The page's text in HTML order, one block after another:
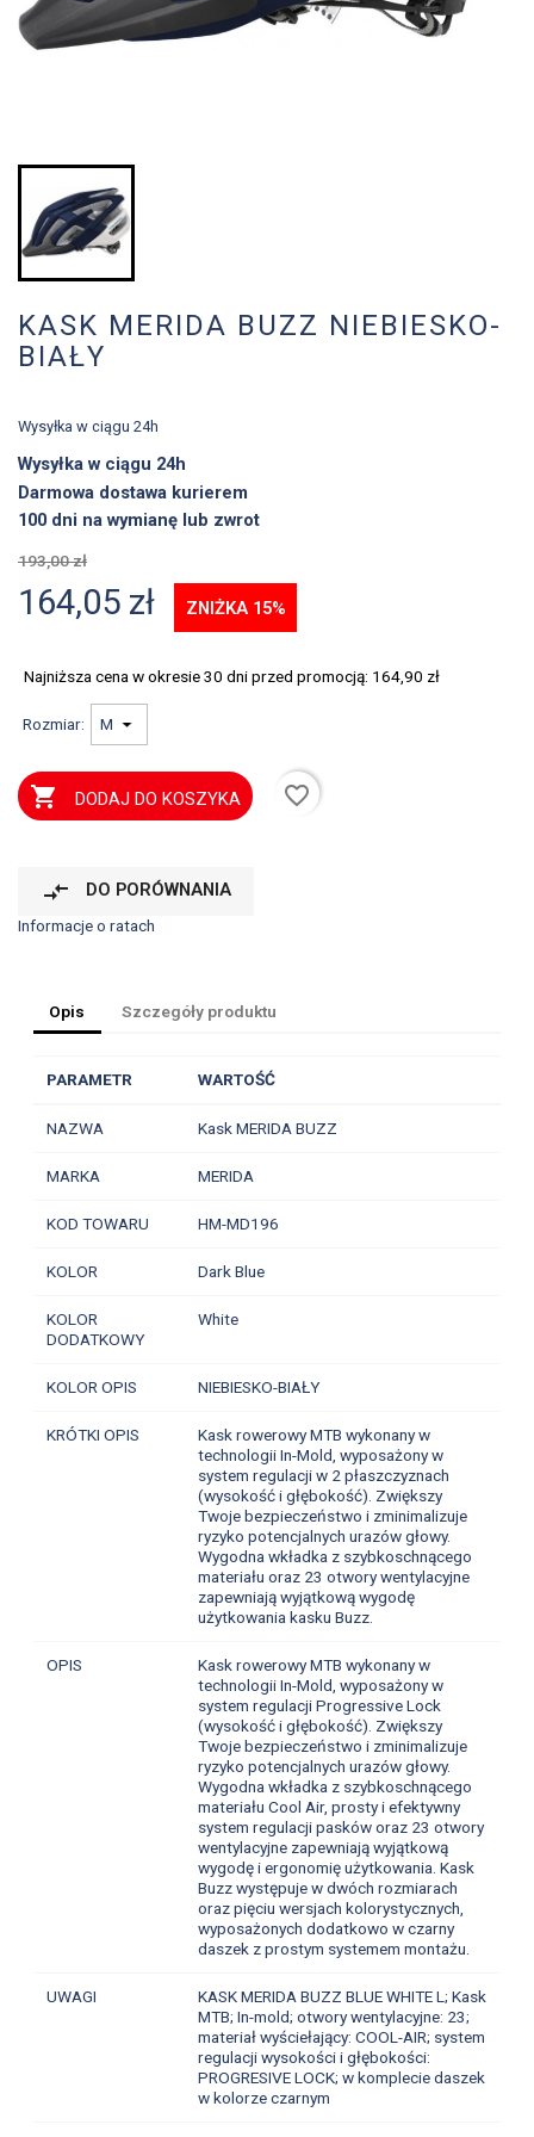
KASK MERIDA BUZZ NIEBIESKO-
BIAŁY
Wysyłka w ciągu 24h
Wysyłka w ciągu 24h
Darmowa dostawa kurierem
100 dni na wymianę lub zwrot
193,00 zł
164,05 zł ZNIŻKA 15%
Najniższa cena w okresie 30 dni przed promocją: 164,90 zł
Rozmiar:
 DODAJ DO KOSZYKA favorite_border
compare_arrows DO PORÓWNANIA
Informacje o ratach
Opis Szczegóły produktu
PARAMETR WARTOŚĆ
NAZWA Kask MERIDA BUZZ
MARKA MERIDA
KOD TOWARU HM-MD196
KOLOR Dark Blue
KOLOR
DODATKOWY
White
KOLOR OPIS NIEBIESKO-BIAŁY
KRÓTKI OPIS
Kask rowerowy MTB wykonany w
technologii In-Mold, wyposażony w
system regulacji w 2 płaszczyznach
(wysokość i głębokość). Zwiększy
Twoje bezpieczeństwo i zminimalizuje
ryzyko potencjalnych urazów głowy.
Wygodna wkładka z szybkoschnącego
materiału oraz 23 otwory wentylacyjne
zapewniają wyjątkową wygodę
użytkowania kasku Buzz.
OPIS
Kask rowerowy MTB wykonany w
technologii In-Mold, wyposażony w
system regulacji Progressive Lock
(wysokość i głębokość). Zwiększy
Twoje bezpieczeństwo i zminimalizuje
ryzyko potencjalnych urazów głowy.
Wygodna wkładka z szybkoschnącego
materiału Cool Air, prosty i efektywny
system regulacji pasków oraz 23 otwory
wentylacyjne zapewniają wyjątkową
wygodę i ergonomię użytkowania. Kask
Buzz występuje w dwóch rozmiarach
oraz pięciu wersjach kolorystycznych,
wyposażonych dodatkowo w czarny
daszek z prostym systemem montażu.
UWAGI
KASK MERIDA BUZZ BLUE WHITE L; Kask
MTB; In-mold; otwory wentylacyjne: 23;
materiał wyściełający: COOL-AIR; system
regulacji wysokości i głębokości:
PROGRESIVE LOCK; w komplecie daszek
w kolorze czarnym